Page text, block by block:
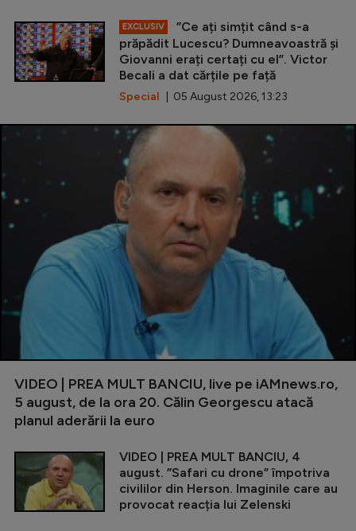
EXCLUSIV
”Ce ați simțit când s-a
prăpădit Lucescu? Dumneavoastră și
Giovanni erați certați cu el”. Victor
Becali a dat cărțile pe față
Special | 05 August 2026, 13:23
VIDEO | PREA MULT BANCIU, live pe iAMnews.ro,
5 august, de la ora 20. Călin Georgescu atacă
planul aderării la euro
VIDEO | PREA MULT BANCIU, 4
august. ”Safari cu drone” împotriva
civililor din Herson. Imaginile care au
provocat reacția lui Zelenski